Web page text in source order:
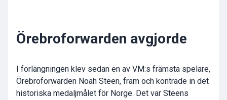
Örebroforwarden avgjorde
I förlängningen klev sedan en av VM:s främsta spelare,
Örebroforwarden Noah Steen, fram och kontrade in det
historiska medaljmålet för Norge. Det var Steens